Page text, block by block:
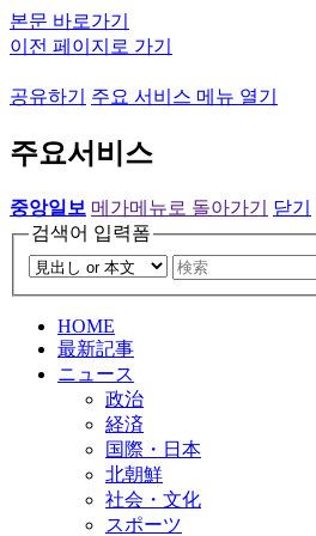
본문 바로가기
이전 페이지로 가기
공유하기 주요 서비스 메뉴 열기
주요서비스
중앙일보 메가메뉴로 돌아가기
닫기
검색어 입력폼
HOME
最新記事
ニュース
政治
経済
国際・日本
北朝鮮
社会・文化
スポーツ